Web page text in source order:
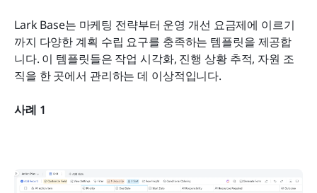
Lark Base는 마케팅 전략부터 운영 개선 요금제에 이르기
까지 다양한 계획 수립 요구를 충족하는 템플릿을 제공합
니다. 이 템플릿들은 작업 시각화, 진행 상황 추적, 자원 조
직을 한 곳에서 관리하는 데 이상적입니다.
사례 1